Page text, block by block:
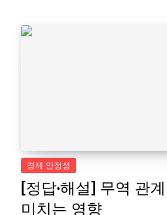
경제 안정성
[정답·해설] 무역 관
미치는 영향